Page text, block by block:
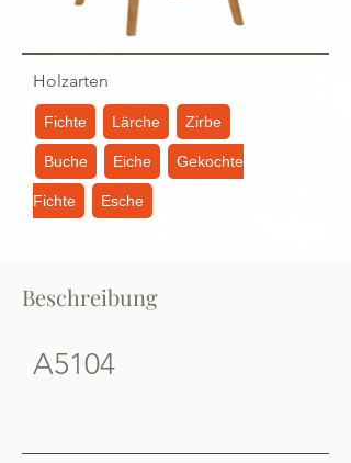
Holzarten
Fichte Lärche Zirbe
Buche Eiche Gekochte
Fichte Esche
Beschreibung
A5104